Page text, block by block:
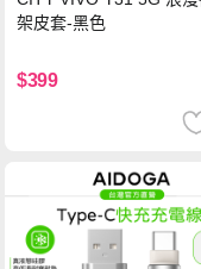
架皮套-黑色
$399